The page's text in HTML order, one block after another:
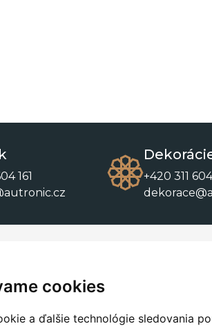
cookies
a ďalšie technológie sledovania
161
+420 311
Kontakty